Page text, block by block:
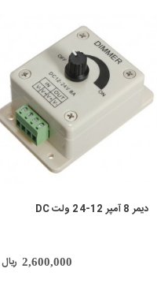
دیمر 8 آمپر 12-24 ولت DC
2,600,000 ریال